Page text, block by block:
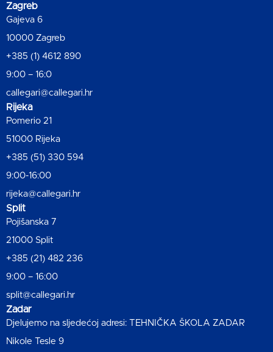
Zagreb
Gajeva 6
10000 Zagreb
+385 (1) 4612 890
9:00 – 16:0
callegari@callegari.hr
Rijeka
Pomerio 21
51000 Rijeka
+385 (51) 330 594
9:00-16:00
rijeka@callegari.hr
Split
Pojišanska 7
21000 Split
+385 (21) 482 236
9:00 – 16:00
split@callegari.hr
Zadar
Djelujemo na sljedećoj adresi: TEHNIČKA ŠKOLA ZADAR
Nikole Tesle 9